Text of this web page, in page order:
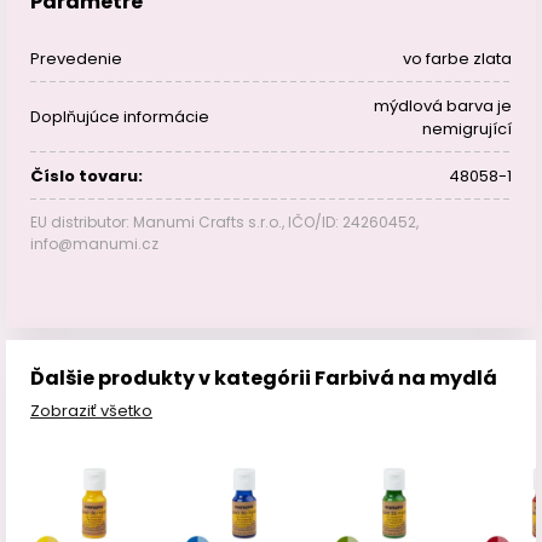
Prevedenie vo farbe zlata
Doplňujúce informácie
mýdlová barva je
nemigrující
Číslo tovaru: 48058-1
EU distributor: Manumi Crafts s.r.o., IČO/ID: 24260452,
info@manumi.cz
Ďalšie produkty v kategórii Farbivá na mydlá
Zobraziť všetko